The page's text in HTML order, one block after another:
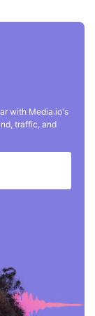
with Media.io's
traffic, and